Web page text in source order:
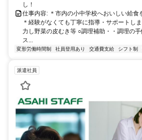
し！
仕事内容: ＊市内の小中学校へおいしい給食
＊経験がなくても丁寧に指導・サポートし
力し野菜の皮むき等 ○調理補助・・調理の
ス...
変形労働時間制 社員登用あり 交通費支給 シフト制
派遣社員